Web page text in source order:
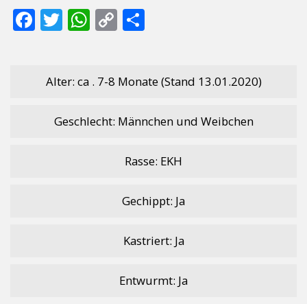
F
b
T
er
W
s
p
C
y
n
k
n
Alter: ca . 7-8 Monate (Stand 13.01.2020)
Geschlecht: Männchen und Weibchen
Rasse: EKH
Gechippt: Ja
Kastriert: Ja
Entwurmt: Ja